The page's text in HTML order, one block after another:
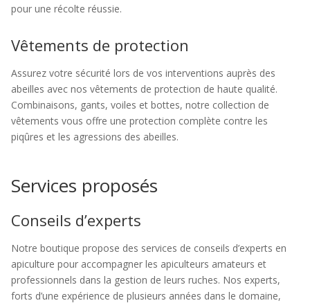
pour une récolte réussie.
Vêtements de protection
Assurez votre sécurité lors de vos interventions auprès des
abeilles avec nos vêtements de protection de haute qualité.
Combinaisons, gants, voiles et bottes, notre collection de
vêtements vous offre une protection complète contre les
piqûres et les agressions des abeilles.
Services proposés
Conseils d’experts
Notre boutique propose des services de conseils d’experts en
apiculture pour accompagner les apiculteurs amateurs et
professionnels dans la gestion de leurs ruches. Nos experts,
forts d’une expérience de plusieurs années dans le domaine,